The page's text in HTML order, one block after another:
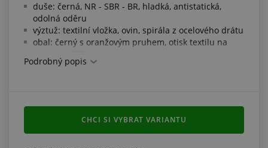
duše: černá, NR - SBR - BR, hladká, antistatická,
odolná oděru
výztuž: textilní vložka, ovin, spirála z ocelového drátu
obal: černý s oranžovým pruhem, otisk textilu na
vysoká odolnost proti podtlaku
Podrobný popis
CHCI SI VYBRAT VARIANTU